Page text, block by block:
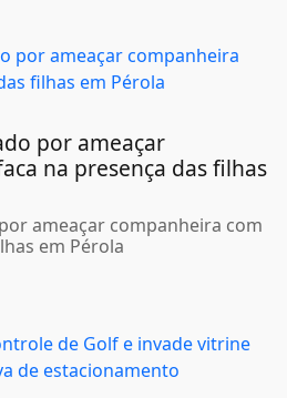
por ameaçar
na presença das filhas
ameaçar companheira com
em Pérola